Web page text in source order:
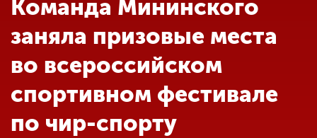
Абитуриенту
Обучение
Наука
Команда Мининского
заняла призовые места
во всероссийском
спортивном фестивале
по чир-спорту